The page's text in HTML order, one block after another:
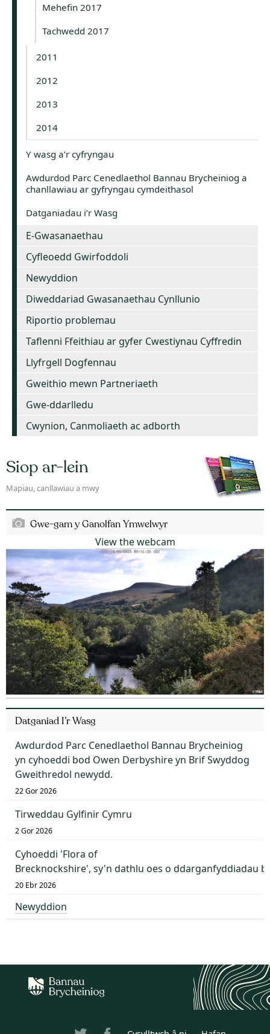
Mehefin 2017
Tachwedd 2017
2011
2012
2013
2014
Y wasg a’r cyfryngau
Awdurdod Parc Cenedlaethol Bannau Brycheiniog a
chanllawiau ar gyfryngau cymdeithasol
Datganiadau i’r Wasg
E-Gwasanaethau
Cyfleoedd Gwirfoddoli
Newyddion
Diweddariad Gwasanaethau Cynllunio
Riportio problemau
Taflenni Ffeithiau ar gyfer Cwestiynau Cyffredin
Llyfrgell Dogfennau
Gweithio mewn Partneriaeth
Gwe-ddarlledu
Cwynion, Canmoliaeth ac adborth
Siop ar-lein
Mapiau, canllawiau a mwy
Gwe-gam y Ganolfan Ymwelwyr
View the webcam
Datganiad I’r Wasg
Awdurdod Parc Cenedlaethol Bannau Brycheiniog
yn cyhoeddi bod Owen Derbyshire yn Brif Swyddog
Gweithredol newydd.
22 Gor 2026
Tirweddau Gylfinir Cymru
2 Gor 2026
Cyhoeddi 'Flora of
Brecknockshire', sy'n dathlu oes o ddarganfyddiadau
20 Ebr 2026
Newyddion